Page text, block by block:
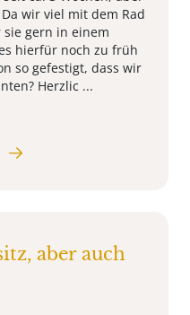
wir viel mit dem Rad
gern in einem
hierfür noch zu früh
so gefestigt, dass wir
Herzlic ...
aber auch